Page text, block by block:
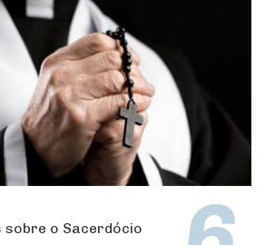
sobre o Sacerdócio